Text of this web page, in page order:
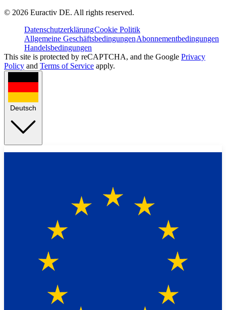
© 2026 Euractiv DE. All rights reserved.
DatenschutzerklärungCookie Politik
Allgemeine GeschäftsbedingungenAbonnementbedingungen
Handelsbedingungen
This site is protected by reCAPTCHA, and the Google Privacy
Policy and Terms of Service apply.
Deutsch